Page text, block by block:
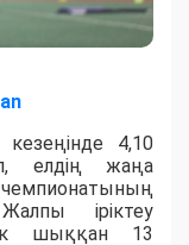
4,10
елдің жаңа
іріктеу
шыққан 13